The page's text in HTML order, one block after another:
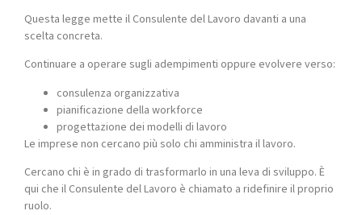
Questa legge mette il Consulente del Lavoro davanti a una
scelta concreta.
Continuare a operare sugli adempimenti oppure evolvere verso:
consulenza organizzativa
pianificazione della workforce
progettazione dei modelli di lavoro
Le imprese non cercano più solo chi amministra il lavoro.
Cercano chi è in grado di trasformarlo in una leva di sviluppo. È
qui che il Consulente del Lavoro è chiamato a ridefinire il proprio
ruolo.